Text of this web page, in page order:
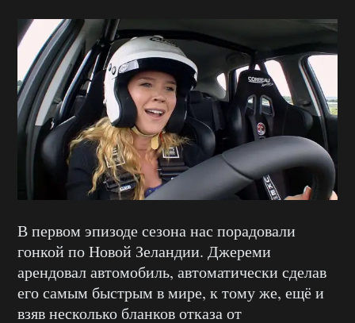
В первом эпизоде сезона нас порадовали
гонкой по Новой Зеландии. Джереми
арендовал автомобиль, автоматически сделав
его самым быстрым в мире, к тому же, ещё и
взяв несколько бланков отказа от